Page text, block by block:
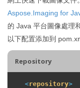
Aspose.Imaging for
的 Java 平台圖像處理
以下配置添加到
Repository
<repository>